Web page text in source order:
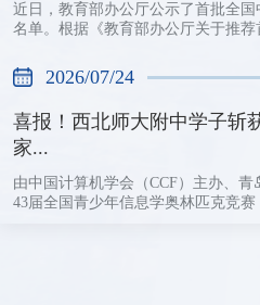
近日，教育部办公厅公示了首批全
名单。根据《教育部办公厅关于推荐
2026/07/24
喜报！西北师大附中学子斩
家...
由中国计算机学会（CCF）主办、
43届全国青少年信息学奥林匹克竞赛